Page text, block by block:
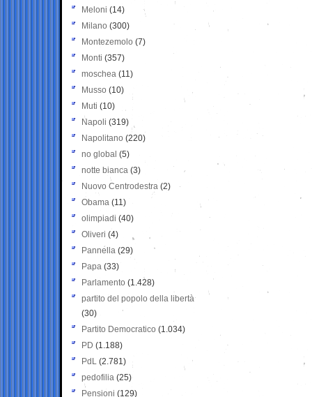
Meloni (14)
Milano (300)
Montezemolo (7)
Monti (357)
moschea (11)
Musso (10)
Muti (10)
Napoli (319)
Napolitano (220)
no global (5)
notte bianca (3)
Nuovo Centrodestra (2)
Obama (11)
olimpiadi (40)
Oliveri (4)
Pannella (29)
Papa (33)
Parlamento (1.428)
partito del popolo della libertà
(30)
Partito Democratico (1.034)
PD (1.188)
PdL (2.781)
pedofilia (25)
Pensioni (129)